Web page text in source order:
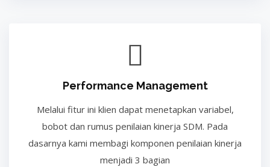
Performance Management
Melalui fitur ini klien dapat menetapkan variabel,
bobot dan rumus penilaian kinerja SDM. Pada
dasarnya kami membagi komponen penilaian kinerja
menjadi 3 bagian